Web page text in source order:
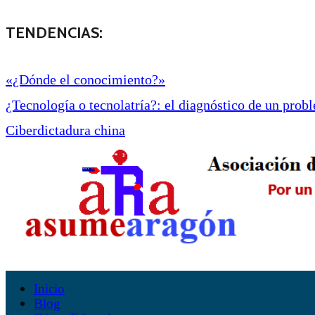
TENDENCIAS:
«¿Dónde el conocimiento?»
¿Tecnología o tecnolatría?: el diagnóstico de un
Ciberdictadura china
Inicio
Blog